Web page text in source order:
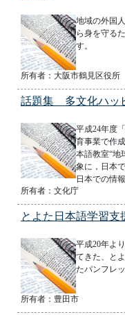
地域の外国
ら身を守る
す。
所有者：大阪市鶴見区役所
話題集 多文化ハッ
平成24年度
育事業で作
本語教室“地
象に，日本
日本での情
所有者：文化庁
とよた日本語学習支
平成20年よ
てきた、と
たパンフレッ
所有者：豊田市